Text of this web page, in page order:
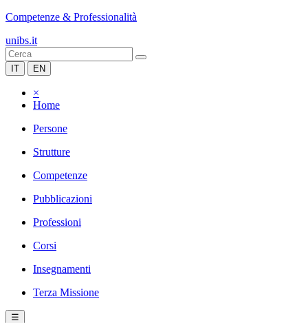
Competenze & Professionalità
unibs.it
IT EN
×
Home
Persone
Strutture
Competenze
Pubblicazioni
Professioni
Corsi
Insegnamenti
Terza Missione
☰